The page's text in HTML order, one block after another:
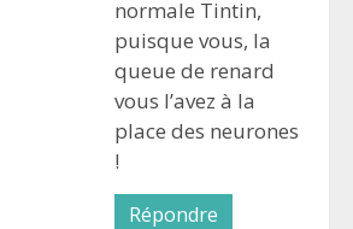
normale Tintin,
puisque vous, la
queue de renard
vous l’avez à la
place des neurones
!
Répondre